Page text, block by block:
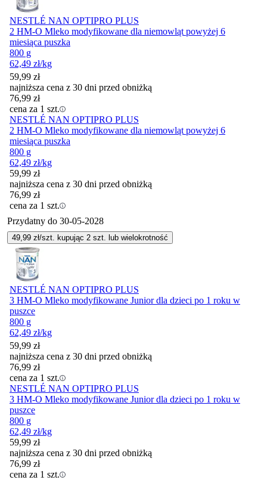
NESTLÉ NAN OPTIPRO PLUS
2 HM-O Mleko modyfikowane dla niemowląt powyżej 6
miesiąca puszka
800 g
62,49 zł/kg
59,99 zł
najniższa cena z 30 dni przed obniżką
76,99 zł
cena za 1 szt.
NESTLÉ NAN OPTIPRO PLUS
2 HM-O Mleko modyfikowane dla niemowląt powyżej 6
miesiąca puszka
800 g
62,49 zł/kg
59,99 zł
najniższa cena z 30 dni przed obniżką
76,99 zł
cena za 1 szt.
Przydatny do 30-05-2028
49,99 zł/szt. kupując 2 szt. lub wielokrotność
NESTLÉ NAN OPTIPRO PLUS
3 HM-O Mleko modyfikowane Junior dla dzieci po 1 roku w
puszce
800 g
62,49 zł/kg
59,99 zł
najniższa cena z 30 dni przed obniżką
76,99 zł
cena za 1 szt.
NESTLÉ NAN OPTIPRO PLUS
3 HM-O Mleko modyfikowane Junior dla dzieci po 1 roku w
puszce
800 g
62,49 zł/kg
59,99 zł
najniższa cena z 30 dni przed obniżką
76,99 zł
cena za 1 szt.